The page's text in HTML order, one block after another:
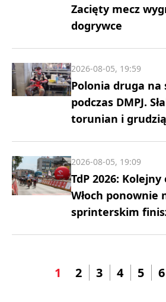
Zacięty mecz
dogrywce
Polonia druga na
podczas DMPJ.
torunian i
2026-08-05, 19:59
TdP 2026:
Włoch ponownie
sprinterskim
2026-08-05, 19:09
1 2 3 4 5 6